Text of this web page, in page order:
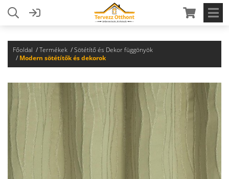
Főoldal Termékek
Sötétítő és Dekor függönyök
Modern sötétítők és dekorok